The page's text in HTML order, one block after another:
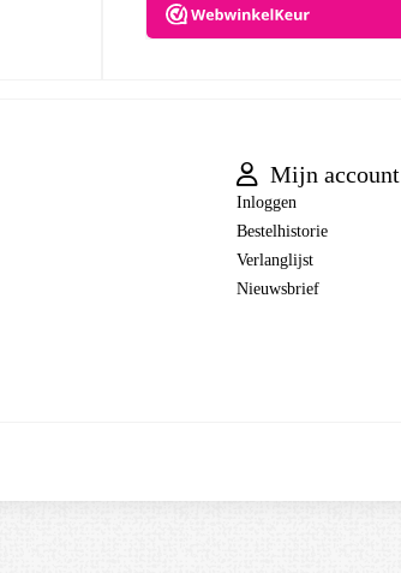
Mijn account
Inloggen
Bestelhistorie
Verlanglijst
Nieuwsbrief